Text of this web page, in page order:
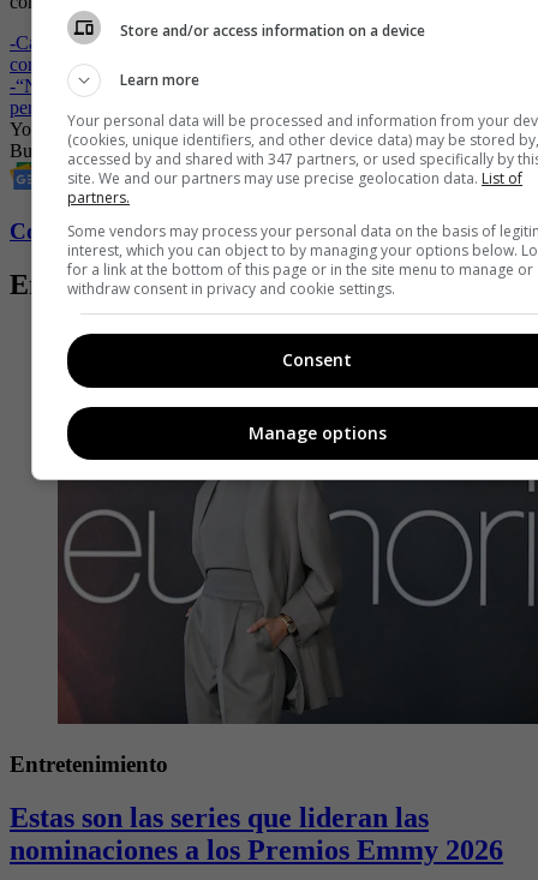
-Carin León, ganador de la novena temporada de ‘Yo me llamo’,
contó qué va a hacer con el premio
-“No entendí nada”: Doble de Shakira en ‘Yo me llamo’ podría
perder la competencia
Yo me llamoCaracol Televisión César EscolaAmparo Grisales Pipe
Bueno
Conozca más de Fucsia aquí
Entradas relacionadas
Entretenimiento
Estas son las series que lideran las
nominaciones a los Premios Emmy 2026
Store and/or access information on a device
Learn more
Your personal data will be processed and information from your
(cookies, unique identifiers, and other device data) may be stored by,
accessed by and shared with 347 partners, or used specifically by
site. We and our partners may use precise geolocation data. List of
partners.
Some vendors may process your personal data on the basis of
interest, which you can object to by managing your options below.
for a link at the bottom of this page or in the site menu to manage or
withdraw consent in privacy and cookie settings.
Consent
Manage options